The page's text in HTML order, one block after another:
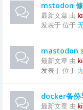
mstodon 修
最新文章 由
发表于 位于
mastodon
最新文章 由
发表于 位于
docker备份
最新文章 由